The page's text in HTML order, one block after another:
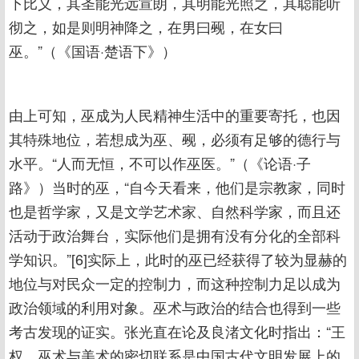
彻之，如是则明神降之，在男曰觋，在女曰
巫。”（《国语·楚语下》）
由上可知，巫成为人民精神生活中的重要寄托，也因
其特殊地位，若想成为巫、觋，必须有足够的德行与
水平。“人而无恒，不可以作巫医。”（《论语·子
路》）当时的巫，“自今天看来，他们是宗教家，同时
也是哲学家，又是文学艺术家、自然科学家，而且还
活动于政治舞台，实际他们是拥有没有分化的全部科
学知识。”[6]实际上，此时的巫已经获得了较为显赫的
地位与对民众一定的控制力，而这种控制力足以成为
政治领域的利用对象。巫术与政治的结合也得到一些
考古发现的证实。张光直在论及良渚文化时指出：“王